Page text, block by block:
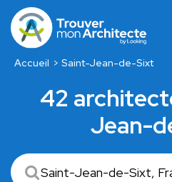
Accueil Saint-Jean-de-Sixt
42
Jean-